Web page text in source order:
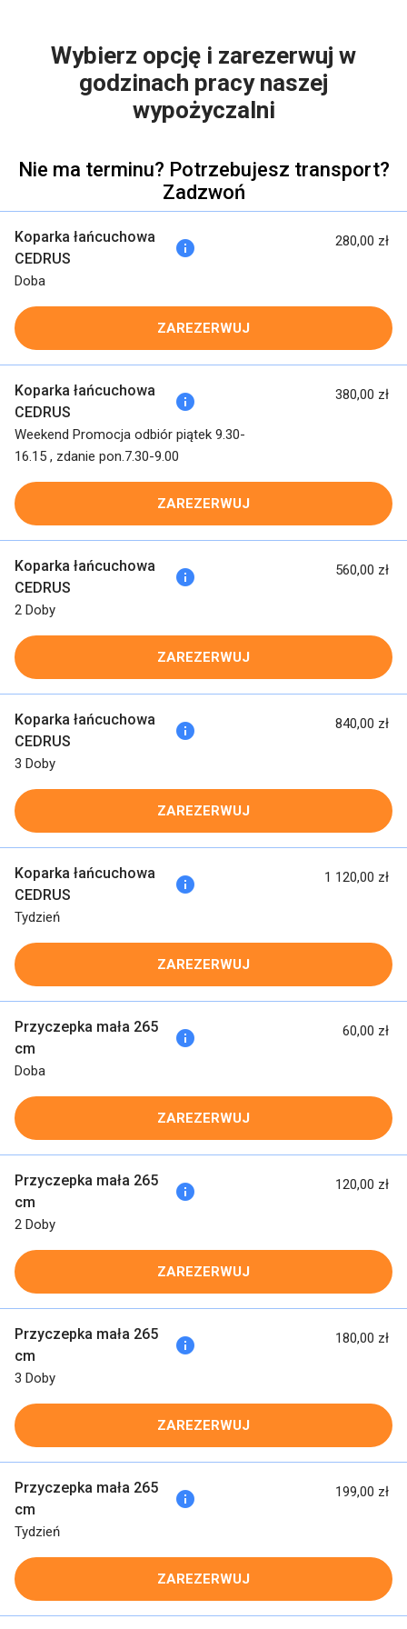
Wybierz opcję i zarezerwuj w
godzinach pracy naszej
wypożyczalni
Nie ma terminu? Potrzebujesz transport?
Zadzwoń
Koparka łańcuchowa
CEDRUS
info
Doba
280,00 zł
ZAREZERWUJ
Koparka łańcuchowa
CEDRUS
info
Weekend Promocja odbiór piątek 9.30-
16.15 , zdanie pon.7.30-9.00
380,00 zł
ZAREZERWUJ
Koparka łańcuchowa
CEDRUS
info
2 Doby
560,00 zł
ZAREZERWUJ
Koparka łańcuchowa
CEDRUS
info
3 Doby
840,00 zł
ZAREZERWUJ
Koparka łańcuchowa
CEDRUS
info
Tydzień
1 120,00 zł
ZAREZERWUJ
Przyczepka mała 265
cm
info
Doba
60,00 zł
ZAREZERWUJ
Przyczepka mała 265
cm
info
2 Doby
120,00 zł
ZAREZERWUJ
Przyczepka mała 265
cm
info
3 Doby
180,00 zł
ZAREZERWUJ
Przyczepka mała 265
cm
info
Tydzień
199,00 zł
ZAREZERWUJ